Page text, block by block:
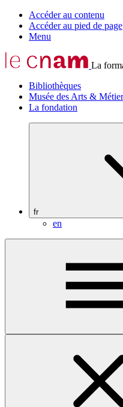
Accéder au contenu
Accéder au pied de page
Menu
La
Bibliothèques
Musée des Arts &
La fondation
fr
en